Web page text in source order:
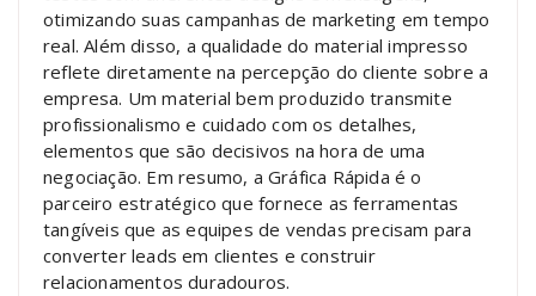
otimizando suas campanhas de marketing em tempo
real. Além disso, a qualidade do material impresso
reflete diretamente na percepção do cliente sobre a
empresa. Um material bem produzido transmite
profissionalismo e cuidado com os detalhes,
elementos que são decisivos na hora de uma
negociação. Em resumo, a Gráfica Rápida é o
parceiro estratégico que fornece as ferramentas
tangíveis que as equipes de vendas precisam para
converter leads em clientes e construir
relacionamentos duradouros.